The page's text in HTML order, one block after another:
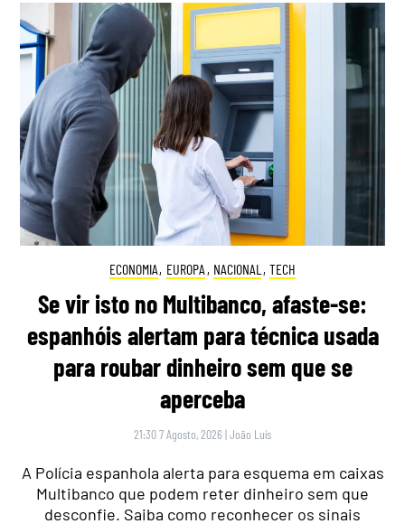
ECONOMIA, EUROPA , NACIONAL , TECH
Se vir isto no Multibanco, afaste-se:
espanhóis alertam para técnica usada
para roubar dinheiro sem que se
aperceba
21:30 7 Agosto, 2026 |João Luís
A Polícia espanhola alerta para esquema em caixas
Multibanco que podem reter dinheiro sem que
desconfie. Saiba como reconhecer os sinais